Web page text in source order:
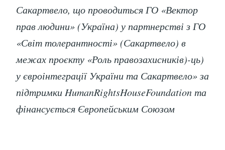
Сакартвело, що проводиться ГО «Вектор
прав людини» (Україна) у партнерстві з ГО
«Світ толерантності» (Сакартвело) в
межах проєкту «Роль правозахисників)-ць)
у євроінтеграції України та Сакартвело» за
підтримки HumanRightsHouseFoundation та
фінансується Європейським Союзом